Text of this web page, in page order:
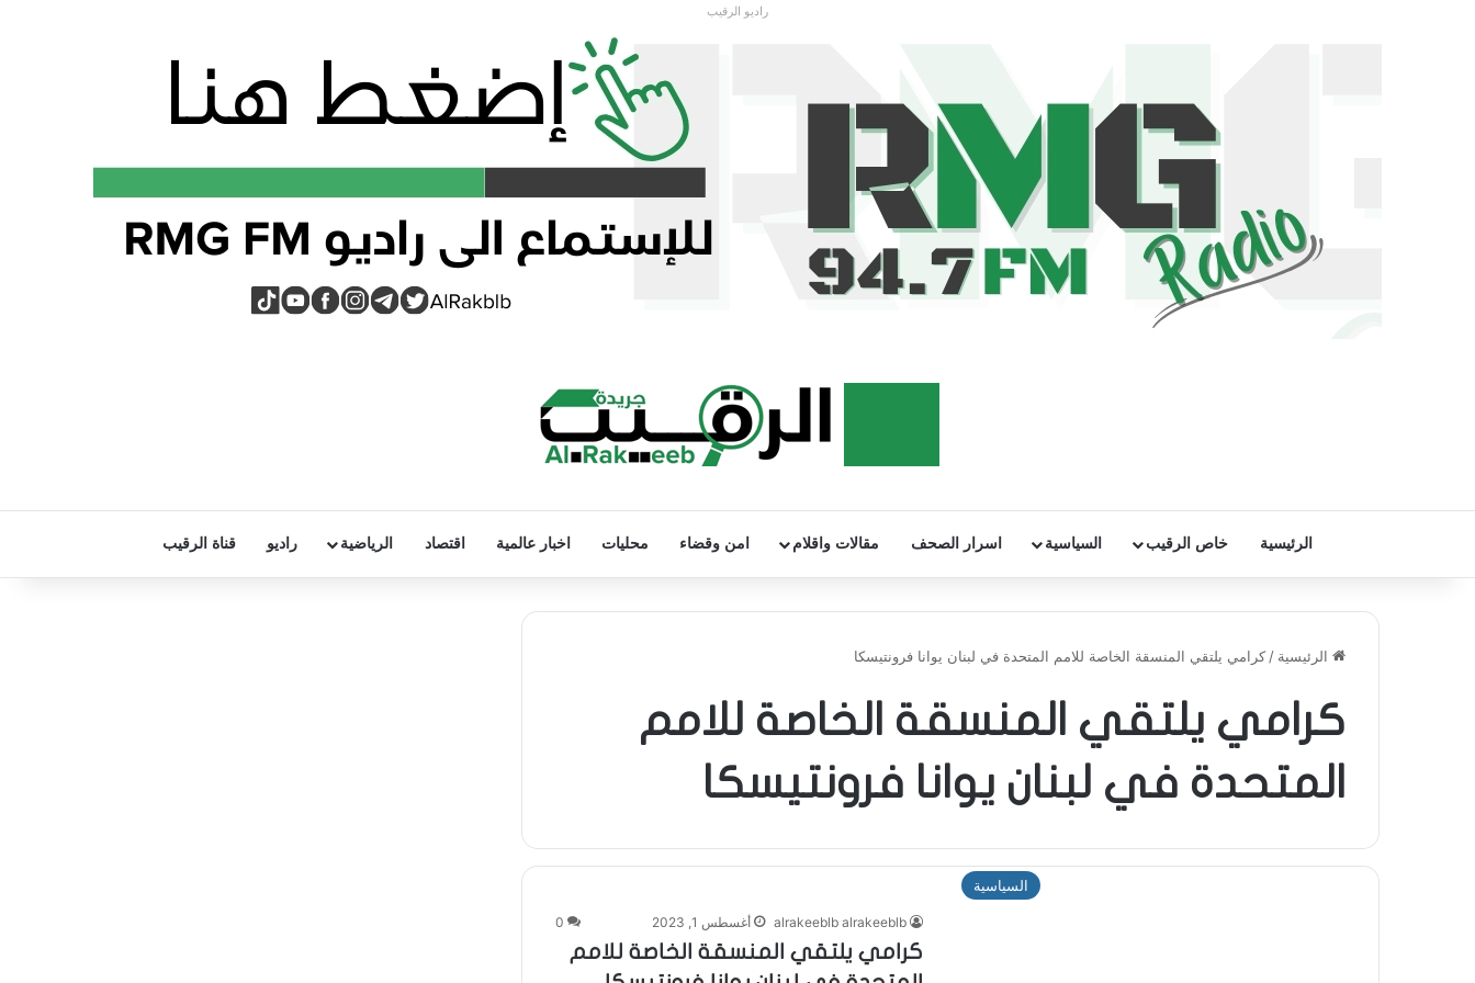
راديو الرقيب
الرئيسية خاص الرقيب السياسية اسرار الصحف مقالات واقلام امن وقضاء محليات اخبار عالمية اقتصاد الرياضية راديو قناة الرقيب
الرئيسية / كرامي يلتقي المنسقة الخاصة للامم المتحدة في لبنان يوانا فرونتيسكا
كرامي يلتقي المنسقة الخاصة للامم
المتحدة في لبنان يوانا فرونتيسكا
السياسية
alrakeeblb alrakeeblb أغسطس 1, 2023 0
كرامي يلتقي المنسقة الخاصة للامم